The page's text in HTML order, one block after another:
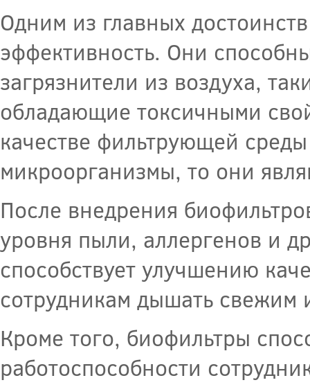
Одним из главных
эффективность. Они
загрязнители из воздуха,
обладающие токсичными
качестве фильтрующей
микроорганизмы, то они
После внедрения
уровня пыли, аллергенов и
способствует улучшению
сотрудникам дышать
Кроме того, биофильтры
работоспособности